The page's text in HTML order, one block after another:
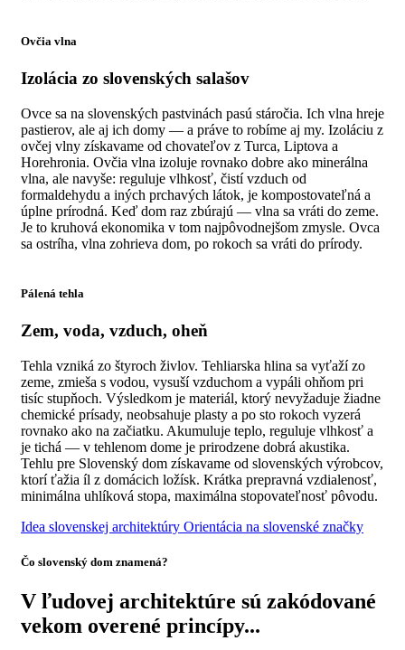
Ovčia vlna
Izolácia zo slovenských salašov
Ovce sa na slovenských pastvinách pasú stáročia. Ich vlna hreje
pastierov, ale aj ich domy — a práve to robíme aj my. Izoláciu z
ovčej vlny získavame od chovateľov z Turca, Liptova a
Horehronia. Ovčia vlna izoluje rovnako dobre ako minerálna
vlna, ale navyše: reguluje vlhkosť, čistí vzduch od
formaldehydu a iných prchavých látok, je kompostovateľná a
úplne prírodná. Keď dom raz zbúrajú — vlna sa vráti do zeme.
Je to kruhová ekonomika v tom najpôvodnejšom zmysle. Ovca
sa ostríha, vlna zohrieva dom, po rokoch sa vráti do prírody.
Pálená tehla
Zem, voda, vzduch, oheň
Tehla vzniká zo štyroch živlov. Tehliarska hlina sa vyťaží zo
zeme, zmieša s vodou, vysuší vzduchom a vypáli ohňom pri
tisíc stupňoch. Výsledkom je materiál, ktorý nevyžaduje žiadne
chemické prísady, neobsahuje plasty a po sto rokoch vyzerá
rovnako ako na začiatku. Akumuluje teplo, reguluje vlhkosť a
je tichá — v tehlenom dome je prirodzene dobrá akustika.
Tehlu pre Slovenský dom získavame od slovenských výrobcov,
ktorí ťažia íl z domácich ložísk. Krátka prepravná vzdialenosť,
minimálna uhlíková stopa, maximálna stopovateľnosť pôvodu.
Idea slovenskej architektúry Orientácia na slovenské značky
Čo slovenský dom znamená?
V ľudovej architektúre sú zakódované
vekom overené princípy...